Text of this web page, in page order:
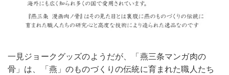
一見ジョークグッズのようだが、「燕三条マンガ肉の
骨」は、「燕」のものづくりの伝統に育まれた職人たち